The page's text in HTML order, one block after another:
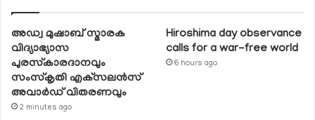
അഡ്വ മുഷാബ് സ്മാരക
വിദ്യാഭ്യാസ
പുരസ്‌കാരദാനവും
സംസ്‌കൃതി എക്‌സലന്‍സ്
അവാര്‍ഡ് വിതരണവും
2 minutes ago
Hiroshima day observance
calls for a war-free world
6 hours ago